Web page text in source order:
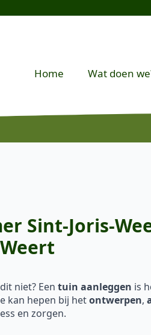
Home Wat doen
Sint-Joris-
niet? Een tuin aanleggen is
kan hepen bij hetontwerpen,
en zorgen.